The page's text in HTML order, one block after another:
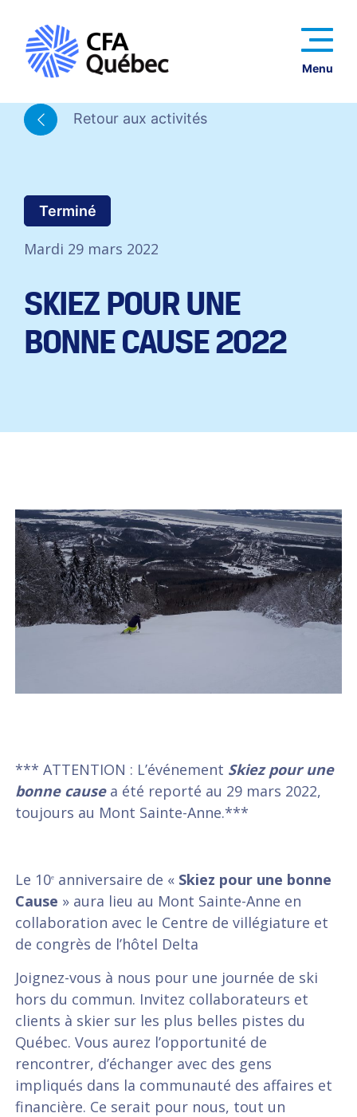
Menu
Retour aux activités
Terminé
Mardi 29 mars 2022
SKIEZ POUR UNE
BONNE CAUSE 2022
*** ATTENTION : L’événement Skiez pour une
bonne causea été reporté au 29 mars 2022,
toujours au Mont Sainte-Anne.***
Le 10eanniversaire de « Skiez pour une bonne
Cause » aura lieu au Mont Sainte-Anne en
collaboration avec le Centre de villégiature et
de congrès de l’hôtel Delta
Joignez-vous à nous pour une journée de ski
hors du commun. Invitez collaborateurs et
clients à skier sur les plus belles pistes du
Québec. Vous aurez l’opportunité de
rencontrer, d’échanger avec des gens
impliqués dans la communauté des affaires et
financière. Ce serait pour nous, tout un